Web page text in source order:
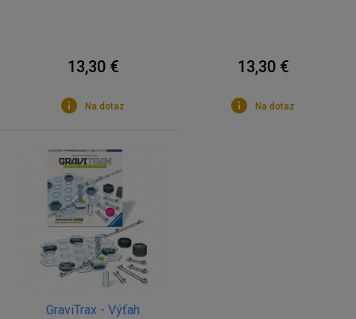
13,30 €
Na dotaz
13,30 €
Na dotaz
GraviTrax - Výťah